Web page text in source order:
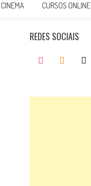
CURSOS ONLINE
REDES SOCIAIS